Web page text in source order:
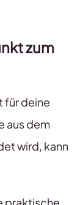
zum
für deine
aus dem
wird, kann
praktische